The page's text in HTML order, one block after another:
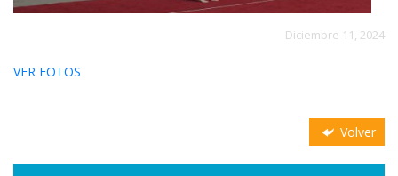
Diciembre 11, 2024
VER FOTOS
Volver